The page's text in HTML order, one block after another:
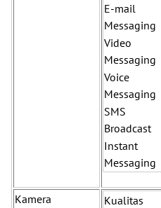
E-mail
Messaging
Video
Messaging
Voice
Messaging
SMS
Broadcast
Instant
Messaging
Kamera Kualitas